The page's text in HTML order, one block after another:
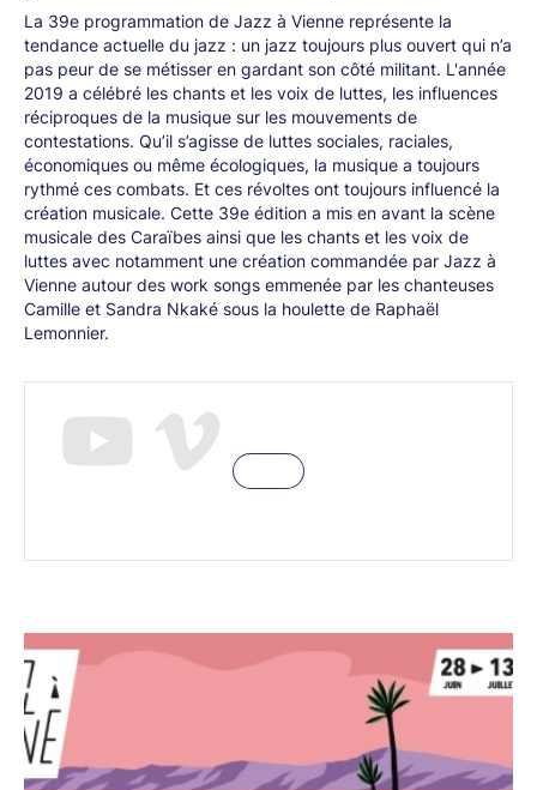
La 39e programmation de Jazz à Vienne représente la
tendance actuelle du jazz : un jazz toujours plus ouvert qui n’a
pas peur de se métisser en gardant son côté militant. L'année
2019 a célébré les chants et les voix de luttes, les influences
réciproques de la musique sur les mouvements de
contestations. Qu’il s’agisse de luttes sociales, raciales,
économiques ou même écologiques, la musique a toujours
rythmé ces combats. Et ces révoltes ont toujours influencé la
création musicale. Cette 39e édition a mis en avant la scène
musicale des Caraïbes ainsi que les chants et les voix de
luttes avec notamment une création commandée par Jazz à
Vienne autour des work songs emmenée par les chanteuses
Camille et Sandra Nkaké sous la houlette de Raphaël
Lemonnier.